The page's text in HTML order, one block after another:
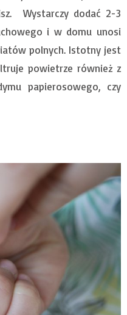
Wystarczy dodać 2-3
i w domu unosi
polnych. Istotny jest
powietrze również z
papierosowego, czy